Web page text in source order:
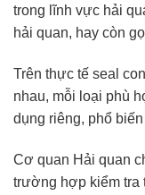
trong lĩnh vực hải
hải quan, hay còn
Trên thực tế seal
nhau, mỗi loại phù
dụng riêng, phổ
Cơ quan Hải quan
trường hợp kiểm tra